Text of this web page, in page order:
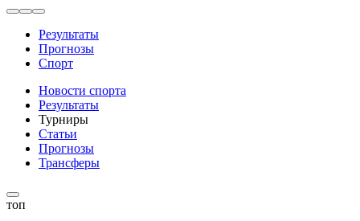
Результаты
Прогнозы
Спорт
Новости спорта
Результаты
Турниры
Статьи
Прогнозы
Трансферы
топ